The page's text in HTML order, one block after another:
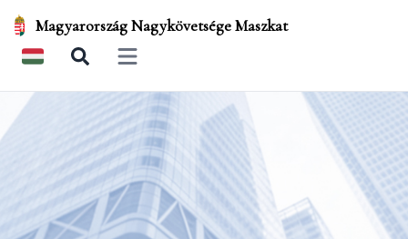
Magyarország Nagykövetsége Maszkat
Open main menu